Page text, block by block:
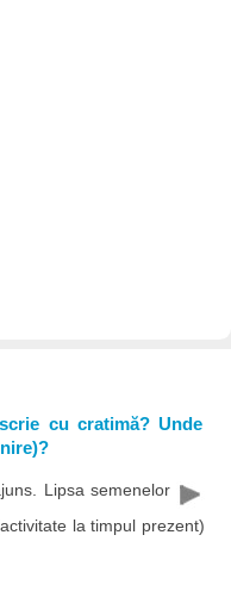
cu cratimă? Unde
Lipsa semenelor
la timpul prezent)